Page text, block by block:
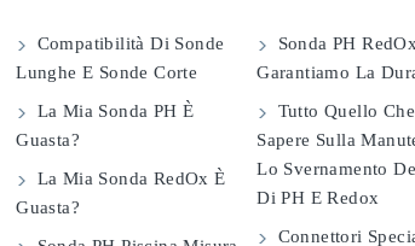
Compatibilità Di Sonde
Lunghe E Sonde Corte
La Mia Sonda PH È
Guasta?
La Mia Sonda RedOx È
Guasta?
Sonda PH
Garantiamo La
Tutto Quello
Sapere Sulla
Lo Svernamento
Di PH E Redox
Connettori